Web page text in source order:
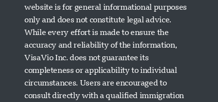
website is for general informational purposes
only and does not constitute legal advice.
While every effort is made to ensure the
accuracy and reliability of the information,
VisaVio Inc. does not guarantee its
completeness or applicability to individual
circumstances. Users are encouraged to
consult directly with a qualified immigration
Visavio Support
Online Ngayon